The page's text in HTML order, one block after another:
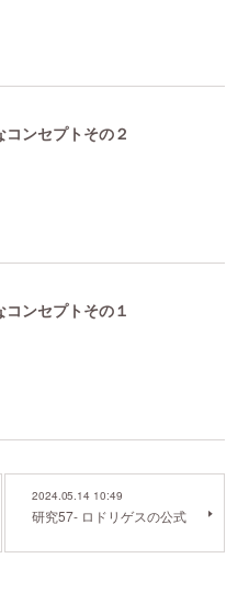
ンセプトその２
ンセプトその１
2024.05.14 10:49
研究57- ロドリゲスの公式